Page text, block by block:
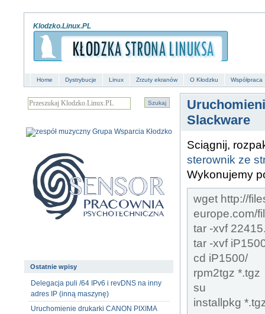
Klodzko.Linux.PL
Home Dystrybucje Linux Zrzuty ekranów O Kłodzku Współpraca
Slackware
Sciągnij,
sterownik ze
Wykonujemy
wget http://
europe.com/
tar -xvf
tar -xvf
cd iP1500/
rpm2tgz *.tgz
su
installpkg
Ostatnie wpisy
Delegacja puli /64 IPv6 i revDNS na inny
adres IP (inną maszynę)
Uruchomienie drukarki CANON PIXIMA